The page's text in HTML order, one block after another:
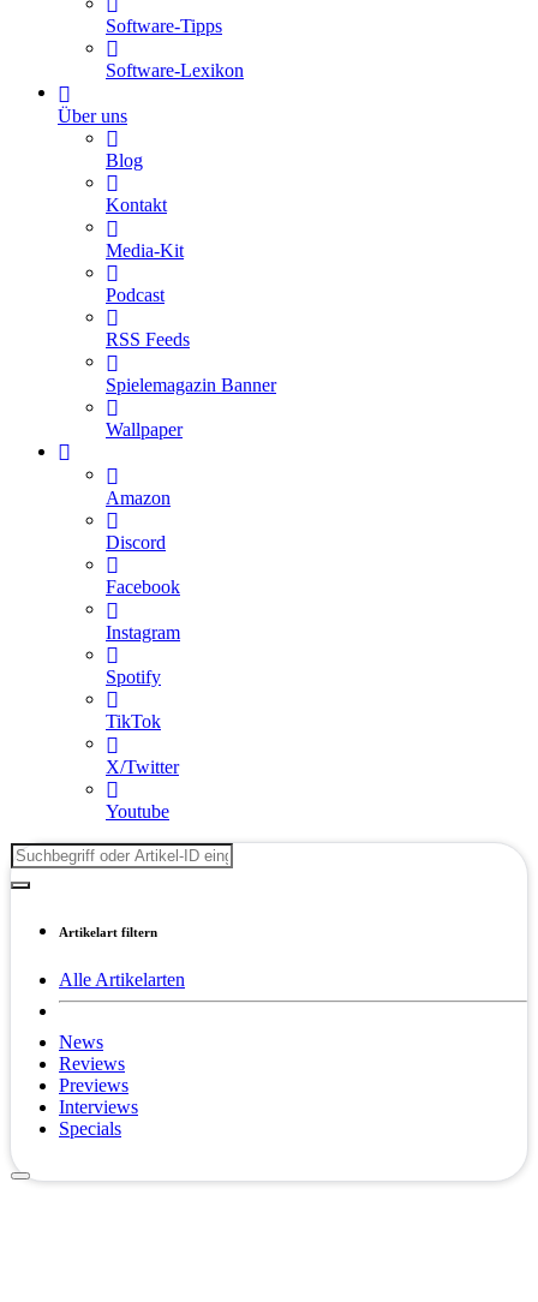
Software-Tipps
Software-Lexikon
Über uns
Blog
Kontakt
Media-Kit
Podcast
RSS Feeds
Spielemagazin Banner
Wallpaper
Amazon
Discord
Facebook
Instagram
Spotify
TikTok
X/Twitter
Youtube
Artikelart filtern
Alle Artikelarten
News
Reviews
Previews
Interviews
Specials